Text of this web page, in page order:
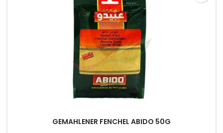
GEMAHLENER FENCHEL ABIDO 50G